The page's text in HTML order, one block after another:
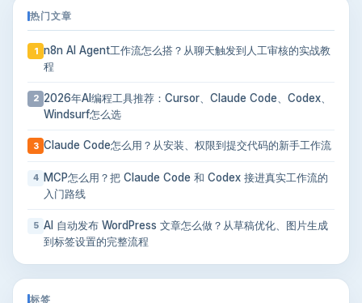
热门文章
1 n8n AI Agent工作流怎么搭？从聊天触发到人工审核的实战教
程
2 2026年AI编程工具推荐：Cursor、Claude Code、Codex、
Windsurf怎么选
3 Claude Code怎么用？从安装、权限到提交代码的新手工作流
4
MCP怎么用？把 Claude Code 和 Codex 接进真实工作流的
入门路线
5 AI 自动发布 WordPress 文章怎么做？从草稿优化、图片生成
到标签设置的完整流程
标签